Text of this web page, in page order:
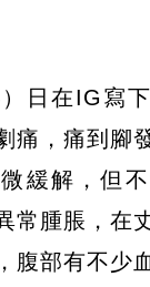
日在IG寫
痛，痛到腳
緩解，但
常腫脹，在
腹部有不少